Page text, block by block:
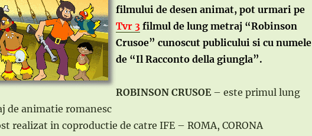
filmului de desen animat, pot urmari pe
Tvr 3filmul de lung metraj “Robinson
Crusoe” cunoscut publicului si cu numele
de “Il Racconto della giungla”.
ROBINSON CRUSOE– este primul lung
de animatie romanesc
realizat in coproductie de catre IFE – ROMA, CORONA